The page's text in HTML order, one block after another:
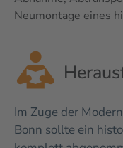
Neumontage eines
Im Zuge der
Bonn sollte ein